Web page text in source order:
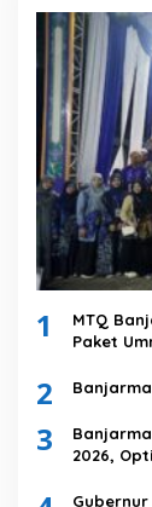
1
MTQ
Paket
2
3
2026,